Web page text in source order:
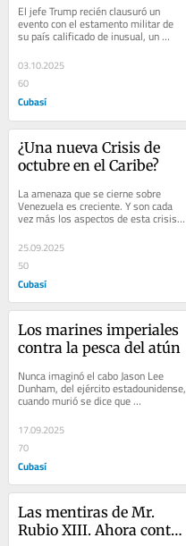
El jefe Trump recién clausuró un
evento con el estamento militar de
su país calificado de inusual, un
antes y un después, según algunos
analistas...
03.10.2025
60
Cubasí
¿Una nueva Crisis de
octubre en el Caribe?
La amenaza que se cierne sobre
Venezuela es creciente. Y son cada
vez más los aspectos de esta crisis,
inventada por Mr. Rubio en su rol de
super...
25.09.2025
50
Cubasí
Los marines imperiales
contra la pesca del atún
Nunca imaginó el cabo Jason Lee
Dunham, del ejército estadounidense,
cuando murió se dice que
heroicamente en Iraq en el 2004, que
su nombre se...
17.09.2025
70
Cubasí
Las mentiras de Mr.
Rubio XIII. Ahora contra